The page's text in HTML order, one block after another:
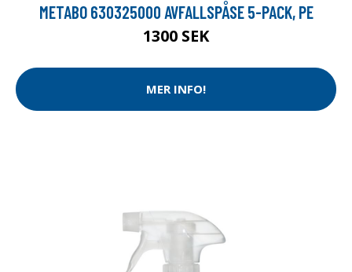
METABO 630325000 AVFALLSPÅSE 5-PACK, PE
1300 SEK
MER INFO!